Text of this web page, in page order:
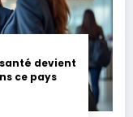
devient
ce pays